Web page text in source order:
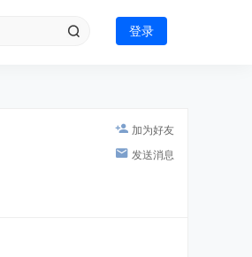
登录
加为好友
发送消息